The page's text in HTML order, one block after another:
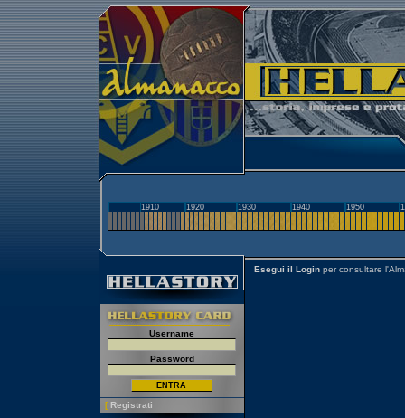
1910 1920 1930 1940 1950
Username
Password
[ Registrati
Esegui il Login per consultare